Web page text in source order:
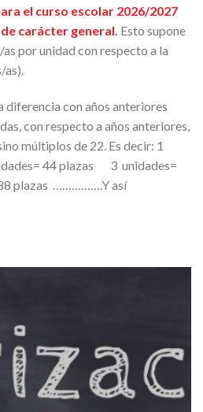
el curso escolar 2026/2027
carácter general. Esto supone
por unidad con respecto a la
as).
diferencia con años anteriores
con respecto a años anteriores,
múltiplos de 22. Es decir: 1
44 plazas 3 unidades=
plazas …………….Y así